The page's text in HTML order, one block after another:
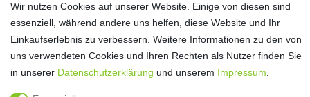
Wir nutzen Cookies auf unserer Website. Einige von diesen sind
essenziell, während andere uns helfen, diese Website und Ihr
Einkaufserlebnis zu verbessern. Weitere Informationen zu den von
uns verwendeten Cookies und Ihren Rechten als Nutzer finden Sie
in unserer Daten­schutz­erklärung und unserem Impressum